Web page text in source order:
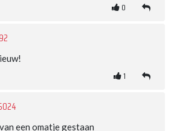
0
1
een omatje gestaan